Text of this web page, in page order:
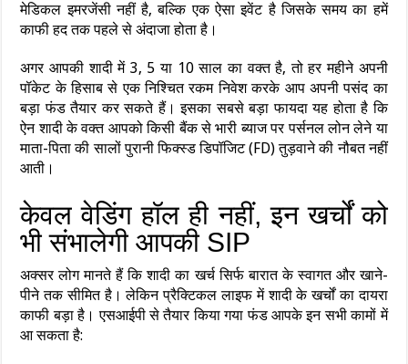
मेडिकल इमरजेंसी नहीं है, बल्कि एक ऐसा इवेंट है जिसके समय का हमें
काफी हद तक पहले से अंदाजा होता है।
अगर आपकी शादी में 3, 5 या 10 साल का वक्त है, तो हर महीने अपनी
पॉकेट के हिसाब से एक निश्चित रकम निवेश करके आप अपनी पसंद का
बड़ा फंड तैयार कर सकते हैं। इसका सबसे बड़ा फायदा यह होता है कि
ऐन शादी के वक्त आपको किसी बैंक से भारी ब्याज पर पर्सनल लोन लेने या
माता-पिता की सालों पुरानी फिक्स्ड डिपॉजिट (FD) तुड़वाने की नौबत नहीं
आती।
केवल वेडिंग हॉल ही नहीं, इन खर्चों को
भी संभालेगी आपकी SIP
अक्सर लोग मानते हैं कि शादी का खर्च सिर्फ बारात के स्वागत और खाने-
पीने तक सीमित है। लेकिन प्रैक्टिकल लाइफ में शादी के खर्चों का दायरा
काफी बड़ा है। एसआईपी से तैयार किया गया फंड आपके इन सभी कामों में
आ सकता है: